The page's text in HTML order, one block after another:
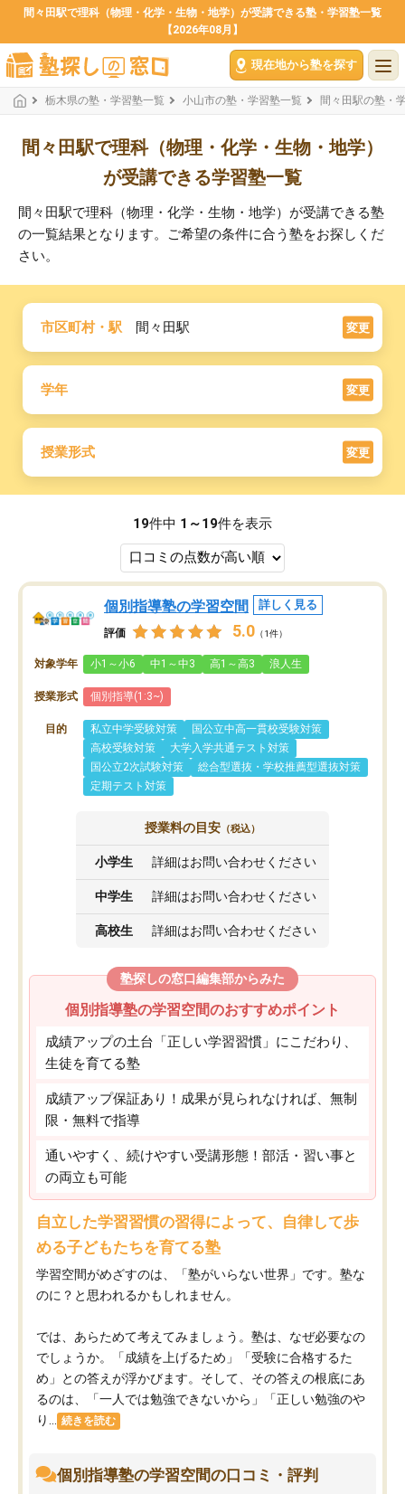
間々田駅で理科（物理・化学・生物・地学）が受講できる塾・学習塾一覧
【2026年08月】
現在地から塾を探す
栃木県の塾・学習塾一覧 小山市の塾・学習塾一覧 間々田駅の塾・
間々田駅で理科（物理・化学・生物・地学）
が受講できる学習塾一覧
間々田駅で理科（物理・化学・生物・地学）が受講できる塾
の一覧結果となります。ご希望の条件に合う塾をお探しくだ
さい。
市区町村・駅 間々田駅 変更
学年 変更
授業形式 変更
19件中 1～19件を表示
個別指導塾の学習空間 詳しく見る
評価 5.0 （1件）
対象学年 小1～小6 中1～中3 高1～高3 浪人生
授業形式 個別指導(1:3~)
目的 私立中学受験対策
国公立中高一貫校受験対策
高校受験対策
大学入学共通テスト対策
国公立2次試験対策
総合型選抜・学校推薦型選抜対策
定期テスト対策
授業料の目安 （税込）
小学生 詳細はお問い合わせください
中学生 詳細はお問い合わせください
高校生 詳細はお問い合わせください
塾探しの窓口編集部からみた
個別指導塾の学習空間のおすすめポイント
成績アップの土台「正しい学習習慣」にこだわり、
生徒を育てる塾
成績アップ保証あり！成果が見られなければ、無制
限・無料で指導
通いやすく、続けやすい受講形態！部活・習い事と
の両立も可能
自立した学習習慣の習得によって、自律して歩
める子どもたちを育てる塾
学習空間がめざすのは、「塾がいらない世界」です。塾な
のに？と思われるかもしれません。
では、あらためて考えてみましょう。塾は、なぜ必要なの
でしょうか。「成績を上げるため」「受験に合格するた
め」との答えが浮かびます。そして、その答えの根底にあ
るのは、「一人では勉強できないから」「正しい勉強のや
り...
続きを読む
個別指導塾の学習空間の口コミ・評判